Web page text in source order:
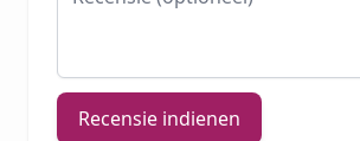
Recensie indienen